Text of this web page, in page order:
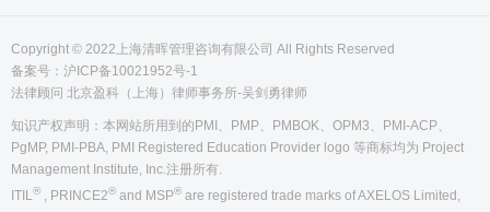
Copyright © 2022上海清晖管理咨询有限公司 All Rights Reserved
备案号： 沪ICP备10021952号-1
法律顾问 北京盈科（上海）律师事务所-吴剑勇律师
知识产权声明：本网站所用到的PMI、PMP、PMBOK、OPM3、PMI-ACP、
PgMP, PMI-PBA, PMI Registered Education Provider logo 等商标均为 Project
Management Institute, Inc.注册所有.
ITIL® , PRINCE2® and MSP® are registered trade marks of AXELOS Limited,